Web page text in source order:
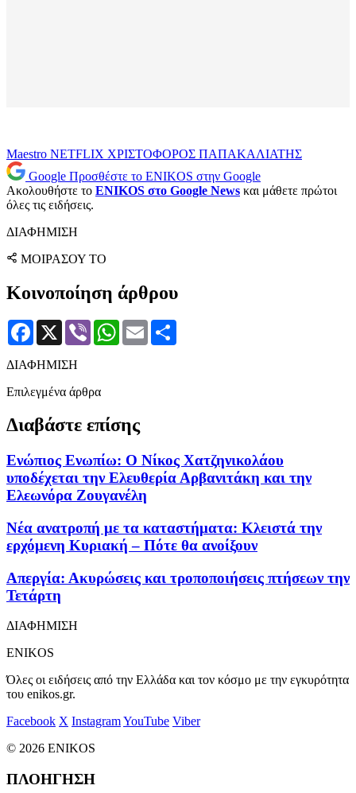
Maestro NETFLIX ΧΡΙΣΤΟΦΟΡΟΣ ΠΑΠΑΚΑΛΙΑΤΗΣ
Google Προσθέστε το ENIKOS στην Google
Ακολουθήστε το ENIKOS στο Google News και μάθετε πρώτοι
όλες τις ειδήσεις.
ΔΙΑΦΗΜΙΣΗ
ΜΟΙΡΑΣΟΥ ΤΟ
Κοινοποίηση άρθρου
Facebook
X Viber WhatsApp
Email
ΔΙΑΦΗΜΙΣΗ
Επιλεγμένα άρθρα
Διαβάστε επίσης
Ενώπιος Ενωπίω: Ο Νίκος Χατζηνικολάου
υποδέχεται την Ελευθερία Αρβανιτάκη και την
Ελεωνόρα Ζουγανέλη
Νέα ανατροπή με τα καταστήματα: Κλειστά την
ερχόμενη Κυριακή – Πότε θα ανοίξουν
Απεργία: Ακυρώσεις και τροποποιήσεις πτήσεων την
Τετάρτη
ΔΙΑΦΗΜΙΣΗ
ENIKOS
Όλες οι ειδήσεις από την Ελλάδα και τον κόσμο με την εγκυρότητα
του enikos.gr.
Facebook X InstagramYouTube Viber
© 2026 ENIKOS
ΠΛΟΗΓΗΣΗ